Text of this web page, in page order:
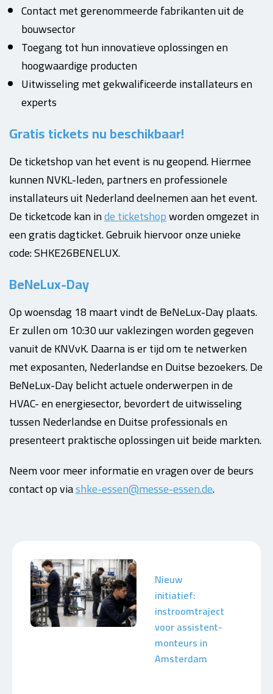
Contact met gerenommeerde fabrikanten uit de
bouwsector
Toegang tot hun innovatieve oplossingen en
hoogwaardige producten
Uitwisseling met gekwalificeerde installateurs en
experts
Gratis tickets nu beschikbaar!
De ticketshop van het event is nu geopend. Hiermee
kunnen NVKL-leden, partners en professionele
installateurs uit Nederland deelnemen aan het event.
De ticketcode kan inde ticketshopworden omgezet in
een gratis dagticket. Gebruik hiervoor onze unieke
code: SHKE26BENELUX.
BeNeLux-Day
Op woensdag 18 maart vindt de BeNeLux-Day plaats.
Er zullen om 10:30 uur vaklezingen worden gegeven
vanuit de KNVvK. Daarna is er tijd om te netwerken
met exposanten, Nederlandse en Duitse bezoekers. De
BeNeLux-Day belicht actuele onderwerpen in de
HVAC- en energiesector, bevordert de uitwisseling
tussen Nederlandse en Duitse professionals en
presenteert praktische oplossingen uit beide markten.
Neem voor meer informatie en vragen over de beurs
contact op viashke-essen@messe-essen.de.
Nieuw
initiatief:
instroomtraject
voor assistent-
monteurs in
Amsterdam